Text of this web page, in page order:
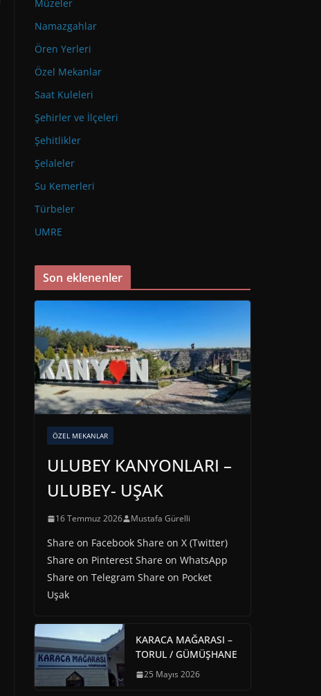
Müzeler
Namazgahlar
Ören Yerleri
Özel Mekanlar
Saat Kuleleri
Şehirler ve İlçeleri
Şehitlikler
Şelaleler
Su Kemerleri
Türbeler
UMRE
Son eklenenler
ÖZEL MEKANLAR
ULUBEY KANYONLARI –
ULUBEY- UŞAK
16 Temmuz 2026 Mustafa Gürelli
Share on Facebook Share on X (Twitter)
Share on Pinterest Share on WhatsApp
Share on Telegram Share on Pocket
Uşak
KARACA MAĞARASI –
TORUL / GÜMÜŞHANE
25 Mayıs 2026